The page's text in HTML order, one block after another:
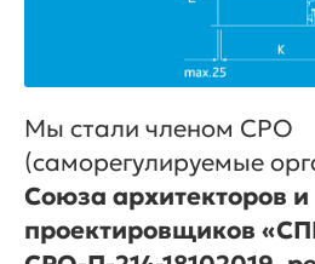
Мы стали членом СРО
(саморегулируемые
Союза архитекторов и
проектировщиков